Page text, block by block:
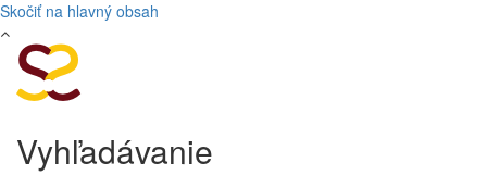
Skočiť na hlavný obsah
Vyhľadávanie